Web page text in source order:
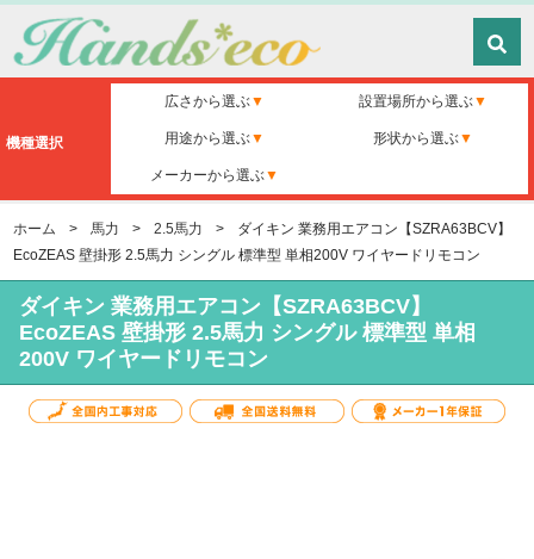
機種選択
広さから選ぶ 設置場所から選ぶ
用途から選ぶ 形状から選ぶ
メーカーから選ぶ
ホーム > 馬力 > 2.5馬力 >
ダイキン 業務用エアコン【SZRA63BCV】
EcoZEAS 壁掛形 2.5馬力 シングル 標準型 単相200V ワイヤードリモコン
ダイキン 業務用エアコン【SZRA63BCV】
EcoZEAS 壁掛形 2.5馬力 シングル 標準型 単相
200V ワイヤードリモコン